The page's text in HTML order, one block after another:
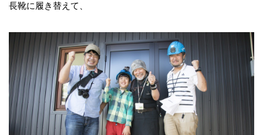
長靴に履き替えて、